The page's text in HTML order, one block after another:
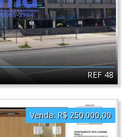
REF 48
Venda: R$ 250.000,00